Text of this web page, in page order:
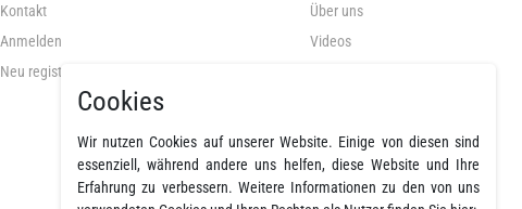
Kontakt
Anmelden
Neu registrieren
Über uns
Videos
Widerrufsrecht
Widerrufsformular
Impressum
Cookies
Wir nutzen Cookies auf unserer Website. Einige von diesen sind
essenziell, während andere uns helfen, diese Website und Ihre
Erfahrung zu verbessern. Weitere Informationen zu den von uns